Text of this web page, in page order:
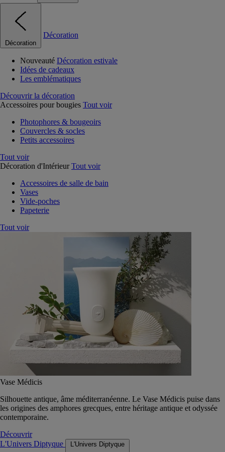
Décoration
Décoration
Nouveauté Décoration estivale
Idées de cadeaux
Les emblématiques
Découvrir la décoration
Accessoires pour bougies Tout voir
Photophores & bougeoirs
Couvercles & socles
Petits accessoires
Tout voir
Décoration d'Intérieur Tout voir
Accessoires de salle de bain
Vases
Vide-poches
Papeterie
Tout voir
Vase Médicis
Silhouette antique, âme méditerranéenne. Le Vase Médicis puise dans
les origines des amphores grecques, entre héritage antique et odyssée
contemporaine.
Découvrir
L'Univers Diptyque
L'Univers Diptyque